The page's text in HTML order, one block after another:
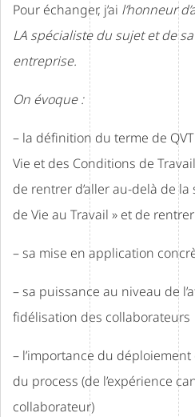
Pour échanger, j’ai l’honneur
LA spécialiste du sujet et de
entreprise.
On évoque :
– la définition du terme de
Vie et des Conditions de
de rentrer d’aller au-delà de
de Vie au Travail » et de
– sa mise en application
– sa puissance au niveau de
fidélisation des collaborateurs
– l’importance du
du process (de l’expérience
collaborateur)